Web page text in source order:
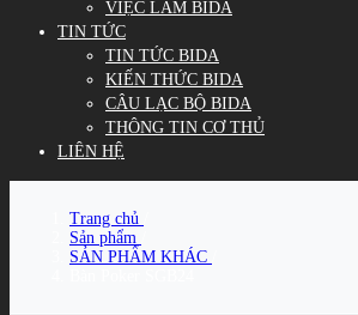
VIỆC LÀM BIDA
TIN TỨC
TIN TỨC BIDA
KIẾN THỨC BIDA
CÂU LẠC BỘ BIDA
THÔNG TIN CƠ THỦ
LIÊN HỆ
Trang chủ
Sản phẩm
SẢN PHẨM KHÁC